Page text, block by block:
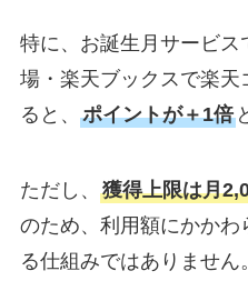
特に、お誕生月サービ
場・楽天ブックスで楽
ると、 ポイントが＋1倍
ただし、 獲得上限は月
のため、利用額にかか
る仕組みではありません。